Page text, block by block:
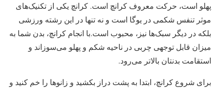
پهلو است، حرکت معروف کرانچ است. کرانچ یکی از تکنیک‌های
موثر تنفس شکمی در یوگا است و نه تنها در این رشته ورزشی
بلکه در دیگر سبک‌ها نیز، محبوب است.با انجام کرانچ، بدن شما به
میزان قابل توجهی چربی در ناحیه شکم و پهلو می‌سوزاند و
استقامت بدنتان بالاتر می‌رود.
برای شروع کرانچ، ابتدا به پشت دراز بکشید و زانوها را خم کنید و